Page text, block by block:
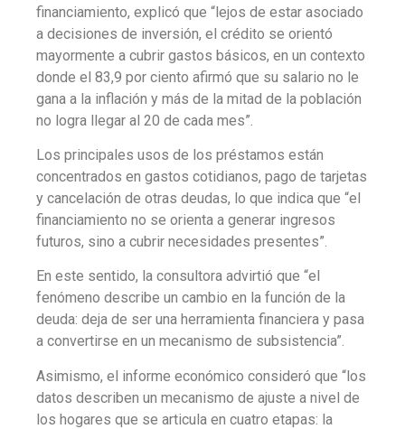
financiamiento, explicó que “lejos de estar asociado
a decisiones de inversión, el crédito se orientó
mayormente a cubrir gastos básicos, en un contexto
donde el 83,9 por ciento afirmó que su salario no le
gana a la inflación y más de la mitad de la población
no logra llegar al 20 de cada mes”.
Los principales usos de los préstamos están
concentrados en gastos cotidianos, pago de tarjetas
y cancelación de otras deudas, lo que indica que “el
financiamiento no se orienta a generar ingresos
futuros, sino a cubrir necesidades presentes”.
En este sentido, la consultora advirtió que “el
fenómeno describe un cambio en la función de la
deuda: deja de ser una herramienta financiera y pasa
a convertirse en un mecanismo de subsistencia”.
Asimismo, el informe económico consideró que “los
datos describen un mecanismo de ajuste a nivel de
los hogares que se articula en cuatro etapas: la